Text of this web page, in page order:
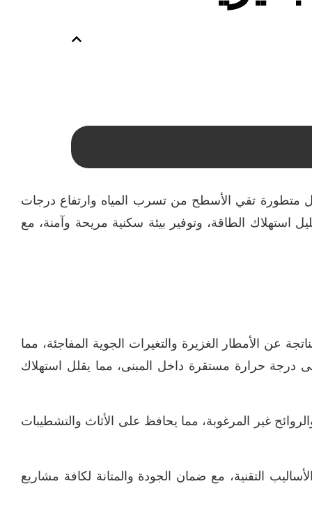
متطورة تقي الأسطح من تسرب المياه وارتفاع درجات
استهلاك الطاقة، وتوفير بيئة سكنية مريحة وآمنة، مع
عن الأمطار الغزيرة والتغيرات الجوية المفاجئة، مما
درجة حرارة مستقرة داخل المبنى، مما يقلل استهلاك
غير المرغوبة، مما يحافظ على الأثاث والتشطيبات
التقنية، مع ضمان الجودة والمتانة لكافة مشاريع